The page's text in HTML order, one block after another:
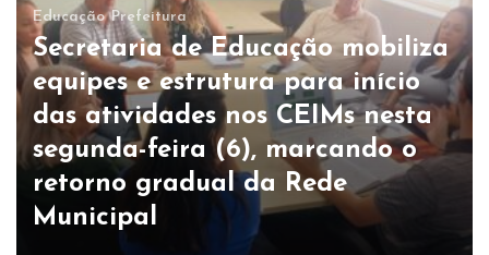
Educação Prefeitura
Secretaria de Educação mobiliza
equipes e estrutura para início
das atividades nos CEIMs nesta
segunda-feira (6), marcando o
retorno gradual da Rede
Municipal